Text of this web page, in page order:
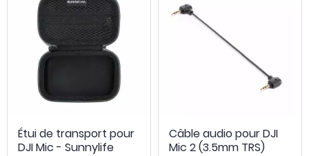
Étui de transport pour
DJI Mic - Sunnylife
Câble audio pour DJI
Mic 2 (3.5mm TRS)